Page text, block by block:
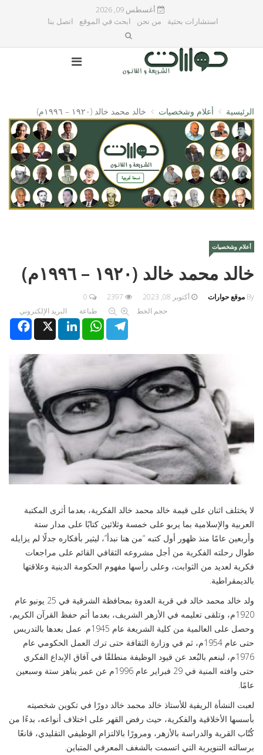
أغسطس 09, 2026
استشارات بحثية
من نحن ابحث في الموقع اتصل بنا
الرئيسية أعلام وشخصيات خالد محمد خالد (١٩٢٠ – ١٩٩٦م)
أعلام وشخصيات
خالد محمد خالد (١٩٢٠ – ١٩٩٦م)
By موقع حوارات أكتوبر 08, 2023
0
حجم الخط
طباعة
البريد الإلكتروني
XLinkedInWhatsAppTelegram
لا يختلف اثنان على قيمة خالد محمد خالد الفكرية، بعدما أثرى المكتبة
العربية والإسلامية بما يربو على خمسة وثلاثين كتابًا على مدار ستة
وأربعين عامًا منذ ظهور أول كتبه “من هنا نبدأ”، ليثير بأفكاره جدلًا لم يزايله
طوال رحلته الفكرية من أجل مشروعه الثقافي القائم على مراجعات
فكرية لعديد من الثوابت، وعلى رأسها مفهوم الحكومة الدينية وعلاقتها
بالديمقراطية.
ولد خالد محمد خالد في قرية العدوة بمحافظة الشرقية في 25 يونيو عام
1920م، وتلقى تعليمه في الأزهر الشريف، بعدما أتم حفظ القرآن الكريم،
وحصل على العالمية من كلية الشريعة عام 1945م. عمل بعدها بالتدريس
حتى عام 1954م، ثم في وزارة الثقافة حتى ترك العمل الحكومي عام
1976م، لينعم بالبُعد عن قيود الوظيفة منطلقًا في آفاق الإبداع الفكري
حتى وافته المنية في 29 فبراير عام 1996م عن عمر يناهز ستة وسبعين
عامًا.
لعبت النشأة الريفية للأستاذ خالد محمد خالد دورًا في تكوين شخصيته
بأسسها الأخلاقية والفكرية، حيث رفض القهر على اختلاف أنواعه، بدءًا من
كُتّاب القرية والدراسة بالأزهر، ومرورًا بالالتزام الوظيفي التقليدي، قانعًا
برسالته التنويرية التي اتسمت بالشغف المعرفي المتباين.